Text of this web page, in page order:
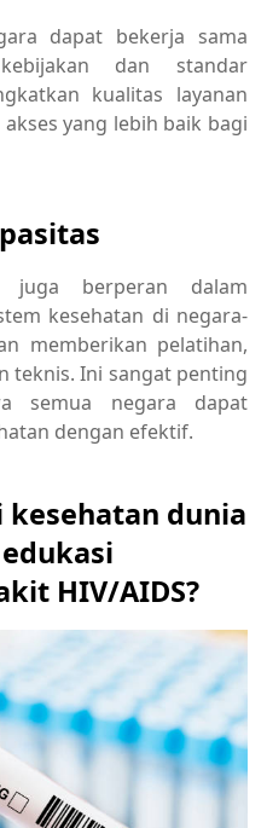
dapat bekerja sama
dan standar
kualitas layanan
yang lebih baik bagi
juga berperan dalam
kesehatan di negara-
memberikan pelatihan,
teknis. Ini sangat penting
semua negara dapat
dengan efektif.
kesehatan dunia
HIV/AIDS?